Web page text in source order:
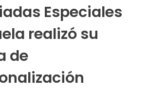
Especiales
realizó su
de